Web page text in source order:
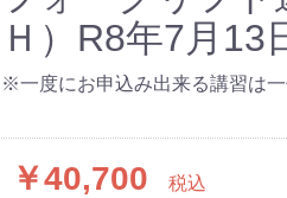
Ｈ）R8年7月13
※一度にお申込み出来る講習は一
￥40,700 税込